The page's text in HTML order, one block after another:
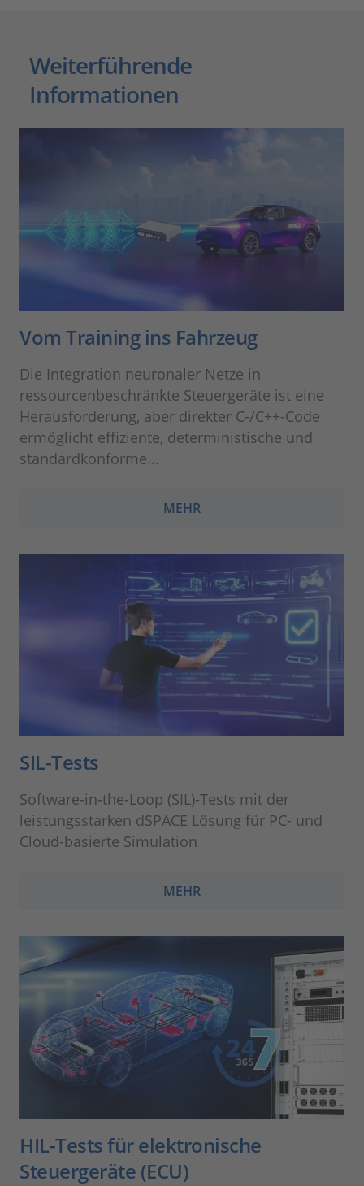
Weiterführende
Informationen
Vom Training ins Fahrzeug
Die Integration neuronaler Netze in
ressourcenbeschränkte Steuergeräte ist eine
Herausforderung, aber direkter C-/C++-Code
ermöglicht effiziente, deterministische und
standardkonforme...
MEHR
SIL-Tests
Software-in-the-Loop (SIL)-Tests mit der
leistungsstarken dSPACE Lösung für PC- und
Cloud-basierte Simulation
MEHR
HIL-Tests für elektronische
Steuergeräte (ECU)